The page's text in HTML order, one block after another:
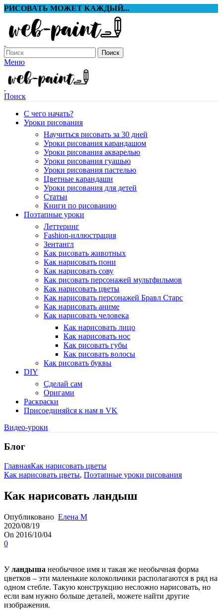
РИСОВАТЬ МОЖЕТ КАЖДЫЙ...
Поиск
Меню
Поиск
С чего начать?
Уроки рисования
Научиться рисовать за 30 дней
Уроки рисования карандашом
Уроки рисования акварелью
Уроки рисования гуашью
Уроки рисования пастелью
Цветные карандаши
Уроки рисования для детей
Статьи
Книги по рисованию
Поэтапные уроки
Леттеринг
Fashion-иллюстрация
Зентангл
Как рисовать животных
Как нарисовать пони
Как нарисовать сову
Как рисовать персонажей мультфильмов
Как нарисовать цветы
Как нарисовать персонажей Бравл Старс
Как нарисовать аниме
Как нарисовать человека
Как нарисовать лицо
Как нарисовать нос
Как рисовать губы
Как рисовать волосы
Как рисовать буквы
DIY
Сделай сам
Оригами
Раскраски
Присоединяйся к нам в VK
Видео-уроки
Блог
ГлавнаяКак нарисовать цветы
Как нарисовать цветы, Поэтапные уроки рисования
Как нарисовать ландыш
Опубликовано Елена М
2020/08/19
On 2016/10/04
0
Уландыша необычное имя и такая же необычная форма
цветков – эти маленькие колокольчики располагаются в ряд на
одном стебле. Такую конструкцию несложно нарисовать, но
если вам нужно больше деталей, можете найти другие
изображения.